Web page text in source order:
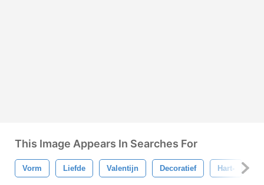
This Image Appears In Searches For
Vorm Liefde Valentijn Decoratief Hart-